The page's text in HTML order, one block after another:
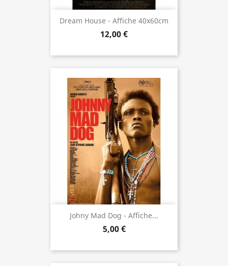
Dream House - Affiche 40x60cm
12,00 €
Johny Mad Dog - Affiche...
5,00 €